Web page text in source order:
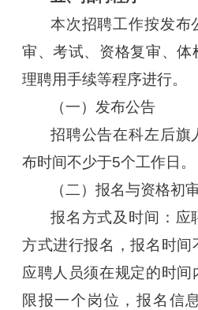
本次招聘工作按发布
审、考试、资格复审、
理聘用手续等程序进行。
（一）发布公告
招聘公告在科左后旗
布时间不少于5个工作日。
（二）报名与资格初
报名方式及时间：应
方式进行报名，报名时间
应聘人员须在规定的时间
限报一个岗位，报名信